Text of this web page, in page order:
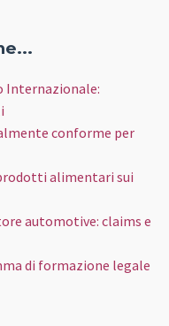
Internazionale:
conforme per
alimentari sui
automotive: claims e
di formazione legale